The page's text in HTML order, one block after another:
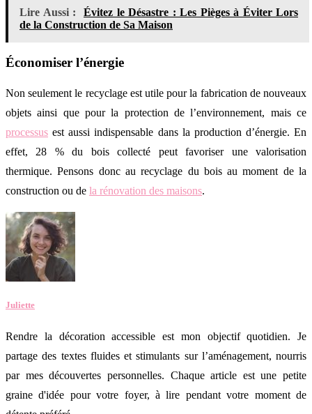
Lire Aussi :
Évitez le Désastre : Les Pièges à Éviter Lors
de la Construction de Sa Maison
Économiser l’énergie
Non seulement le recyclage est utile pour la fabrication de nouveaux
objets ainsi que pour la protection de l’environnement, mais ce
processus est aussi indispensable dans la production d’énergie. En
effet, 28 % du bois collecté peut favoriser une valorisation
thermique. Pensons donc au recyclage du bois au moment de la
construction ou de la rénovation des maisons.
Juliette
Rendre la décoration accessible est mon objectif quotidien. Je
partage des textes fluides et stimulants sur l’aménagement, nourris
par mes découvertes personnelles. Chaque article est une petite
graine d'idée pour votre foyer, à lire pendant votre moment de